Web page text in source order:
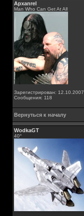
Apxanrel
Man Who Can Get At All
Зарегистрирован: 12.10.2007
Сообщения: 118
Вернуться к началу
WodkaGT
40°